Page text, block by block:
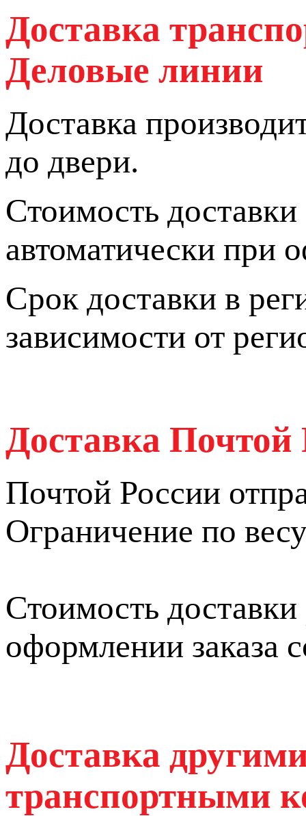
Доставка
Деловые линии
Доставка
до двери.
Стоимость
автоматически при
Срок доставки в
зависимости от
Доставка Почтой
Почтой России
Ограничение по
Стоимость
оформлении заказа
Доставка
транспортными